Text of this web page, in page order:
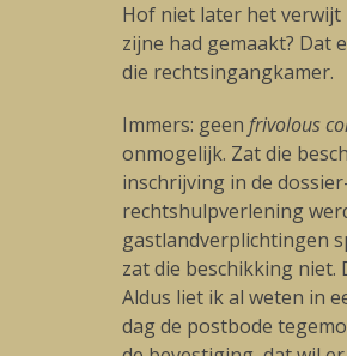
Hof niet later het
zijne had gemaakt? Dat
die rechtsingangkamer.
Immers: geen frivolous
onmogelijk. Zat die
inschrijving in de
rechtshulpverlening
gastlandverplichtingen
zat die beschikking
Aldus liet ik al weten in
dag de postbode